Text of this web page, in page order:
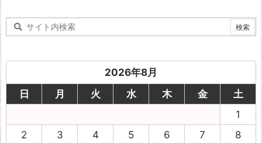
2026年8月
日
月 火 水 木 金
土
1
2
3 4 5 6 7
8